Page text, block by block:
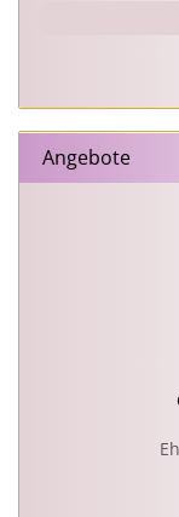
Angebote